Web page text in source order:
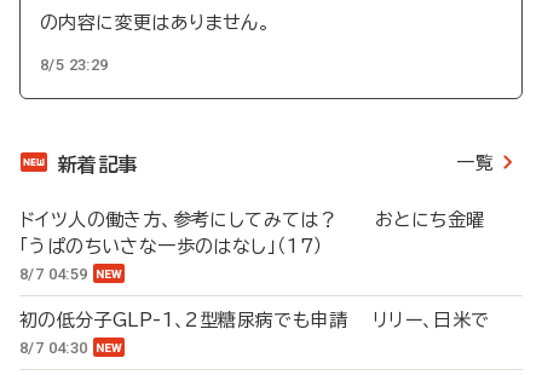
の内容に変更はありません。
8/5 23:29
新着記事 一覧
ドイツ人の働き方、参考にしてみては？ おとにち金曜
「うぱのちいさな一歩のはなし」（17）
8/7 04:59
初の低分子GLP-1、2型糖尿病でも申請 リリー、日米で
8/7 04:30